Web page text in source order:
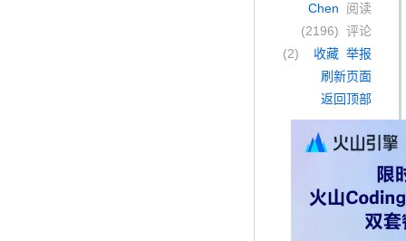
Chen 阅读
(2196) 评论
(2) 收藏 举报
刷新页面
返回顶部